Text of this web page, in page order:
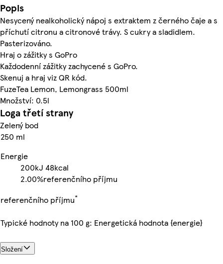
Popis
Nesycený nealkoholický nápoj s extraktem z černého čaje a s
příchutí citronu a citronové trávy. S cukry a sladidlem.
Pasterizováno.
Hraj o zážitky s GoPro
Každodenní zážitky zachycené s GoPro.
Skenuj a hraj viz QR kód.
FuzeTea Lemon, Lemongrass 500ml
Množství: 0.5l
Loga třetí strany
Zelený bod
250 ml
Energie
200kJ 48kcal
2.00%referenčního příjmu
referenčního příjmu*
Typické hodnoty na 100 g: Energetická hodnota {energie}
Složení